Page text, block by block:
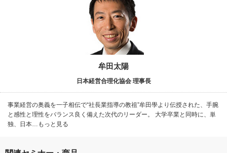
牟田太陽
日本経営合理化協会 理事長
事業経営の奥義を一子相伝で“社長業指導の教祖”牟田學より伝授された、手腕
と感性と理性をバランス良く備えた次代のリーダー。 大学卒業と同時に、単
独、日本…もっと見る